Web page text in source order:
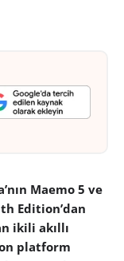
Maemo 5 ve
Edition’dan
ikili akıllı
platform